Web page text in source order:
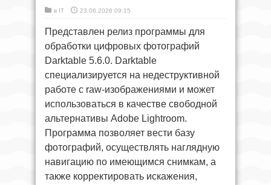
в IT 23.06.2026 09:15
Представлен релиз программы для
обработки цифровых фотографий
Darktable 5.6.0. Darktable
специализируется на недеструктивной
работе с raw-изображениями и может
использоваться в качестве свободной
альтернативы Adobe Lightroom.
Программа позволяет вести базу
фотографий, осуществлять наглядную
навигацию по имеющимся снимкам, а
также корректировать искажения,